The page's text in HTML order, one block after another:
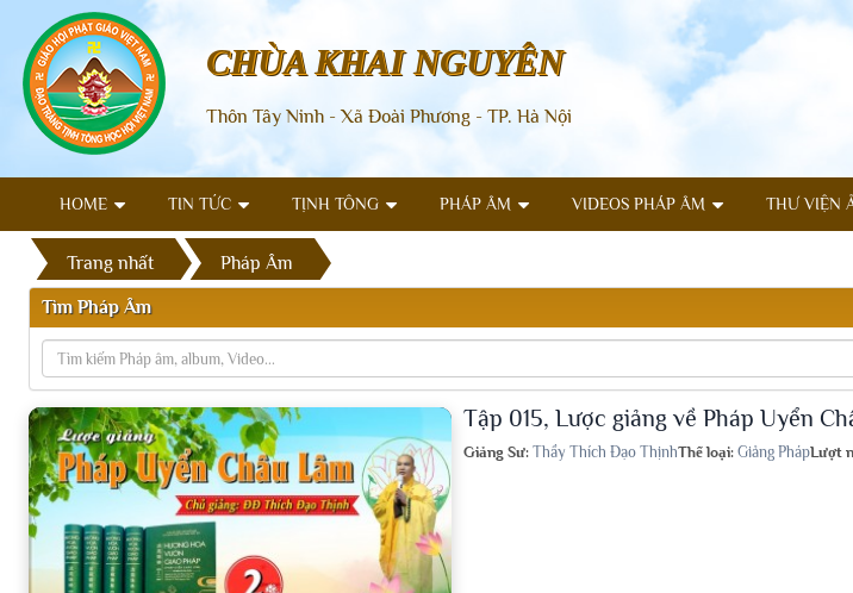
CHÙA KHAI NGUYÊN
Thôn Tây Ninh - Xã Đoài Phương - TP. Hà Nội
HOME TIN TỨC TỊNH TÔNG PHÁP ÂM VIDEOS PHÁP ÂM THƯ VIỆN
Trang nhất Pháp Âm
Tìm Pháp Âm
Tập 015, Lược giảng về Pháp Uyển
Giảng Sư: Thầy Thích Đạo ThịnhThể loại: Giảng PhápLượt